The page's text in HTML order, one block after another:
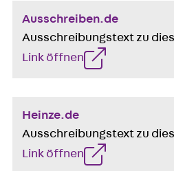
Ausschreiben.de
Ausschreibungstext zu
Link öffnen
Heinze.de
Ausschreibungstext zu
Link öffnen